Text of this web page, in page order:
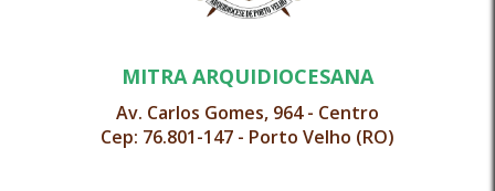
MITRA ARQUIDIOCESANA
Av. Carlos Gomes, 964 - Centro
Cep: 76.801-147 - Porto Velho (RO)